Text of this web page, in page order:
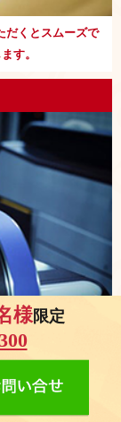
だくとスムーズで
す。
す。お忙しい方で
様限定